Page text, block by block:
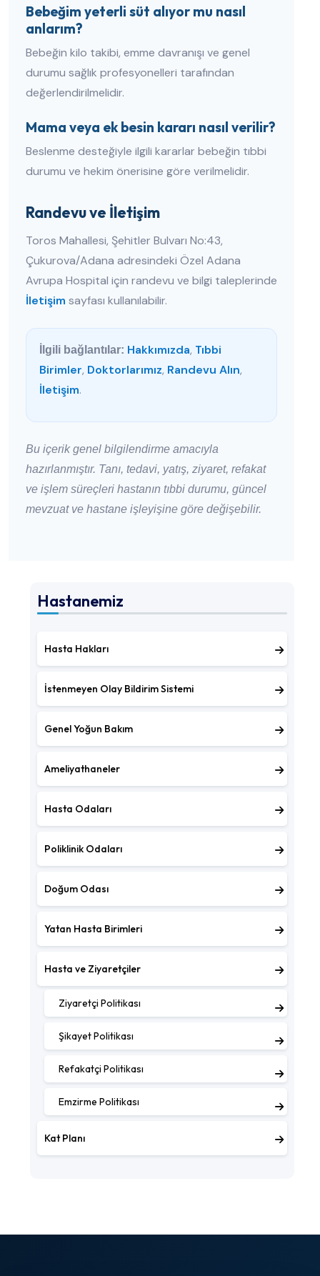
Hastanemiz
Hasta Hakları
İstenmeyen Olay Bildirim Sistemi
Genel Yoğun Bakım
Ameliyathaneler
Hasta Odaları
Poliklinik Odaları
Doğum Odası
Yatan Hasta Birimleri
Hasta ve Ziyaretçiler
Ziyaretçi Politikası
Şikayet Politikası
Refakatçi Politikası
Emzirme Politikası
Kat Planı
Bebeğim yeterli süt alıyor mu nasıl
anlarım?
Bebeğin kilo takibi, emme davranışı ve genel
durumu sağlık profesyonelleri tarafından
değerlendirilmelidir.
Mama veya ek besin kararı nasıl verilir?
Beslenme desteğiyle ilgili kararlar bebeğin tıbbi
durumu ve hekim önerisine göre verilmelidir.
Randevu ve İletişim
Toros Mahallesi, Şehitler Bulvarı No:43,
Çukurova/Adana adresindeki Özel Adana
Avrupa Hospital için randevu ve bilgi taleplerinde
İletişim sayfası kullanılabilir.
İlgili bağlantılar: Hakkımızda, Tıbbi
Birimler, Doktorlarımız, Randevu Alın,
İletişim.
Bu içerik genel bilgilendirme amacıyla
hazırlanmıştır. Tanı, tedavi, yatış, ziyaret, refakat
ve işlem süreçleri hastanın tıbbi durumu, güncel
mevzuat ve hastane işleyişine göre değişebilir.